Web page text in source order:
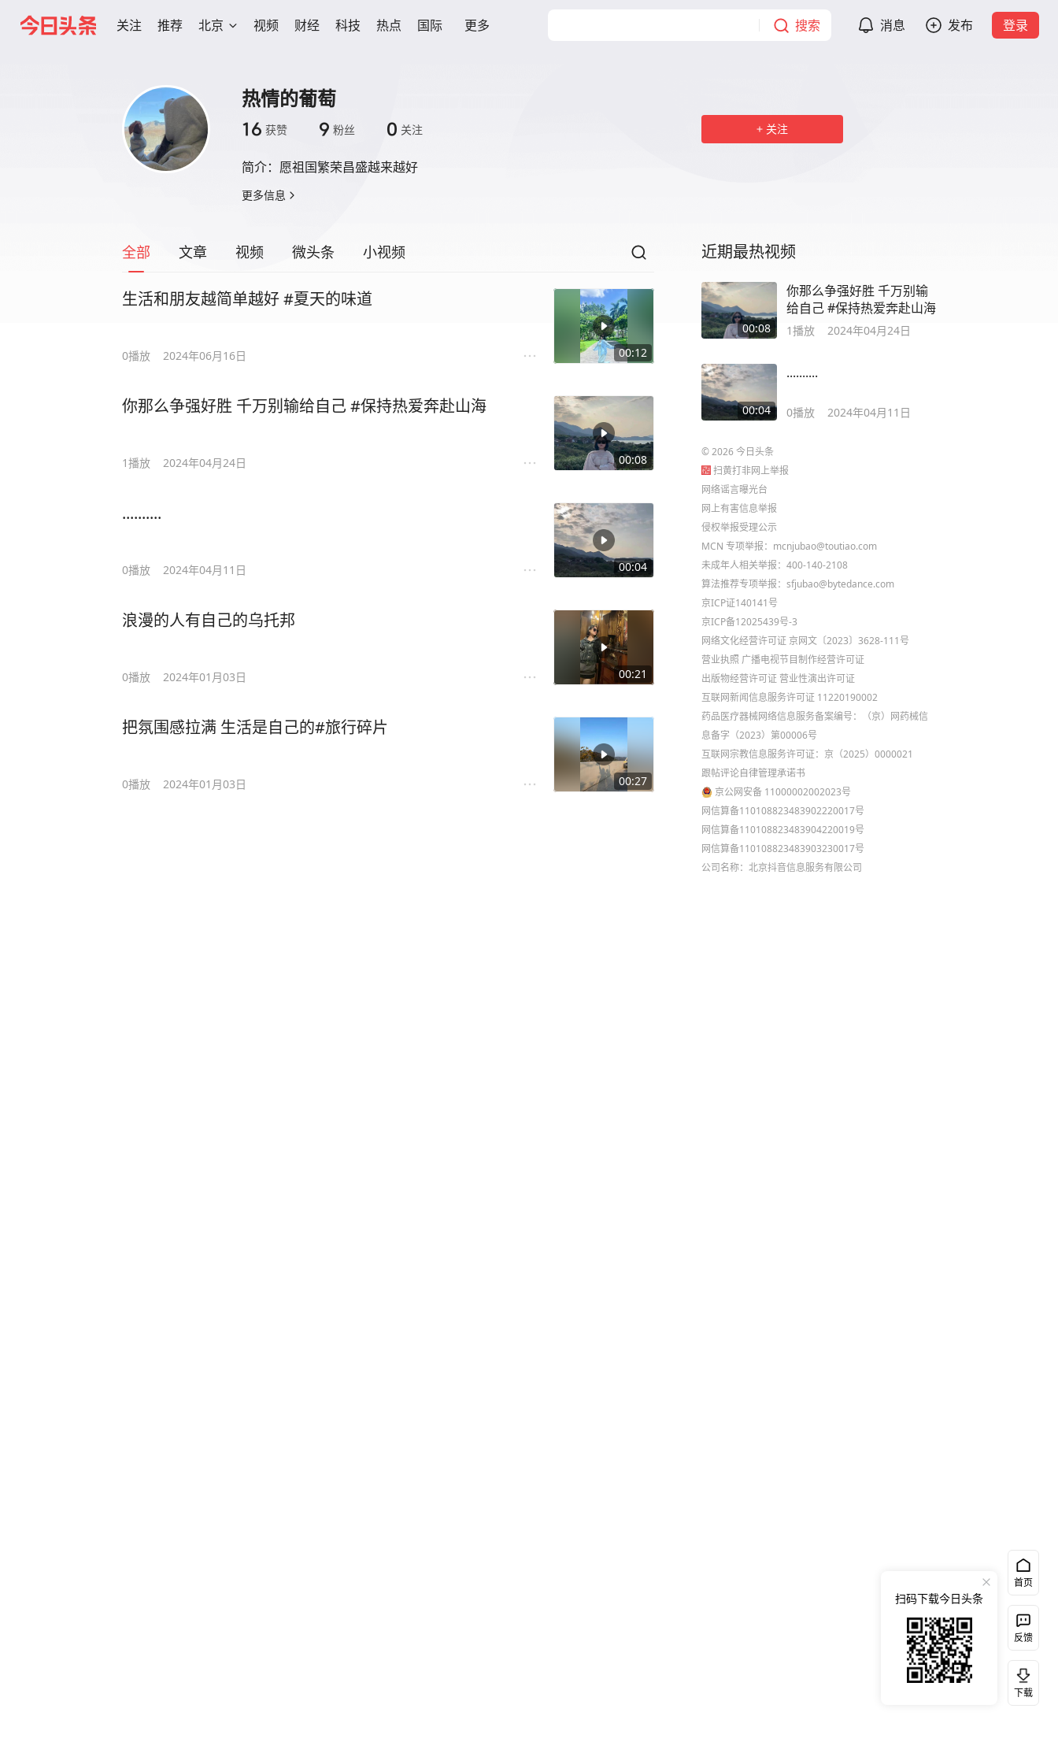
关注 推荐 北京 视频 财经 科技 热点 国际 更多 搜索 消息 发布 登录
热情的葡萄
16 获赞 9 粉丝 0 关注
简介： 愿祖国繁荣昌盛越来越好
更多信息
关注
全部 文章 视频 微头条 小视频
00:12
生活和朋友越简单越好 #夏天的味道
0播放 2024年06月16日
00:08
你那么争强好胜 千万别输给自己 #保持热爱奔赴山海
1播放 2024年04月24日
00:04
..........
0播放 2024年04月11日
00:21
浪漫的人有自己的乌托邦
0播放 2024年01月03日
00:27
把氛围感拉满 生活是自己的#旅行碎片
0播放 2024年01月03日
近期最热视频
00:08
你那么争强好胜 千万别输
给自己 #保持热爱奔赴山海
1播放 2024年04月24日
00:04
..........
0播放 2024年04月11日
©2026今日头条
扫黄打非网上举报
网络谣言曝光台
网上有害信息举报
侵权举报受理公示
MCN 专项举报：mcnjubao@toutiao.com
未成年人相关举报：400-140-2108
算法推荐专项举报：sfjubao@bytedance.com
京ICP证140141号
京ICP备12025439号-3
网络文化经营许可证 京网文〔2023〕3628-111号
营业执照 广播电视节目制作经营许可证
出版物经营许可证 营业性演出许可证
互联网新闻信息服务许可证 11220190002
药品医疗器械网络信息服务备案编号：（京）网药械信
息备字（2023）第00006号
互联网宗教信息服务许可证：京（2025）0000021
跟帖评论自律管理承诺书
京公网安备 11000002002023号
网信算备110108823483902220017号
网信算备110108823483904220019号
网信算备110108823483903230017号
公司名称：北京抖音信息服务有限公司
首页
反馈
下载
扫码下载今日头条